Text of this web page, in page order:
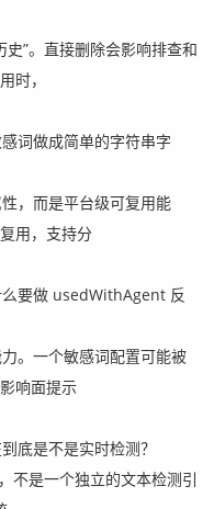
”。直接删除会影响排查和
时，
词做成简单的字符串字
，而是平台级可复用能
用，支持分
要做 usedWithAgent 反
。一个敏感词配置可能被
响面提示
底是不是实时检测？
不是一个独立的文本检测引